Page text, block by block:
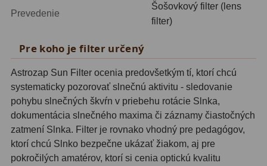
Deep-Sky kamery28
Guiding kamery14
T-krúžky16
Adaptéry projekční11
Adaptéry T239
Prevedenie
Šošovkový filter (lens
filter)
Pre koho je filter určený
Astrozap Sun Filter ocenia predovšetkým tí, ktorí chcú
systematicky pozorovať slnečnú aktivitu - sledovanie
pohybu slnečných škvŕn v priebehu rotácie Slnka,
dokumentácia slnečného maxima či záznamy čiastočných
zatmení Slnka. Filter je rovnako vhodný pre pedagógov,
ktorí chcú Slnko bezpečne ukázať žiakom, aj pre
pokročilých amatérov, ktorí si cenia optickú kvalitu